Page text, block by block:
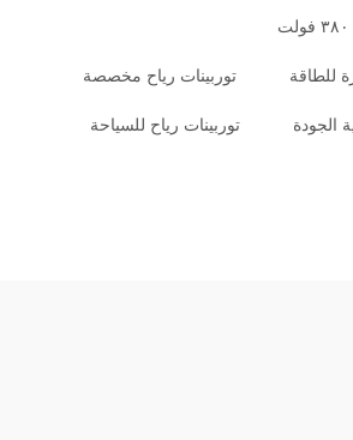
للطاقة توربينات رياح مخصصة
الجودة توربينات رياح للسياحة